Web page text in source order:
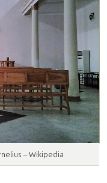
– Wikipedia